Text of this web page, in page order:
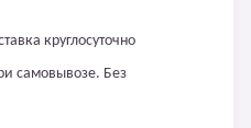
круглосуточно
самовывозе. Без